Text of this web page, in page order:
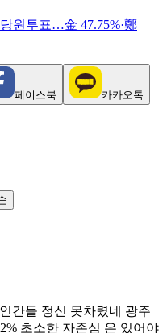
원투표…金 47.75%·鄭
페이스북 카카오톡
간들 정신 못차렸네 광주
초소한 자존심 은 있어야